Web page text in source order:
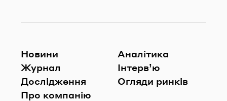
Новини
Журнал
Дослідження
Про компанію
Аналітика
Інтерв’ю
Огляди ринків